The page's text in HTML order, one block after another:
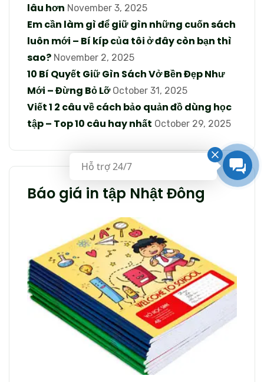
lâu hơn November 3, 2025
Em cần làm gì để giữ gìn những cuốn sách
luôn mới – Bí kíp của tôi ở đây còn bạn thì
sao? November 2, 2025
10 Bí Quyết Giữ Gìn Sách Vở Bền Đẹp Như
Mới – Đừng Bỏ Lỡ October 31, 2025
Viết 1 2 câu về cách bảo quản đồ dùng học
tập – Top 10 câu hay nhất October 29, 2025
Báo giá in tập Nhật Đông
Hỗ trợ 24/7